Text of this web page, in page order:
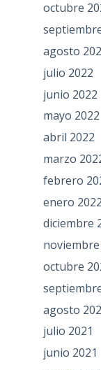
octubre
agosto
julio 2022
junio 2022
mayo 2022
abril 2022
marzo
febrero
enero 2022
diciembre
noviembre
octubre
agosto
julio 2021
junio 2021